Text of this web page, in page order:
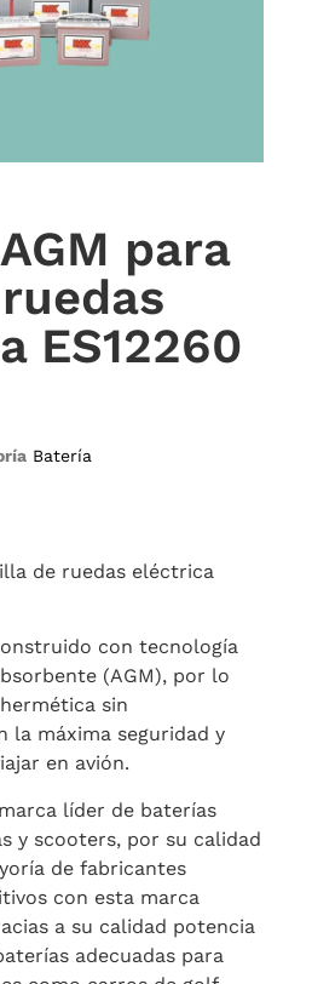
para
ES12260
Batería
de ruedas eléctrica
con tecnología
(AGM), por lo
sin
la máxima seguridad y
en avión.
líder de baterías
y scooters, por su calidad
de fabricantes
con esta marca
a su calidad potencia
adecuadas para